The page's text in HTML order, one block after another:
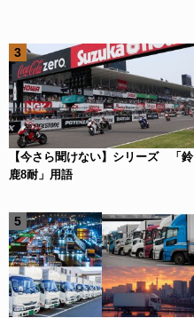
【今さら聞けない】シリーズ 「鈴
鹿8耐」用語